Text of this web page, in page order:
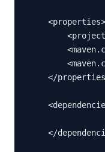
    <properties>
</
</